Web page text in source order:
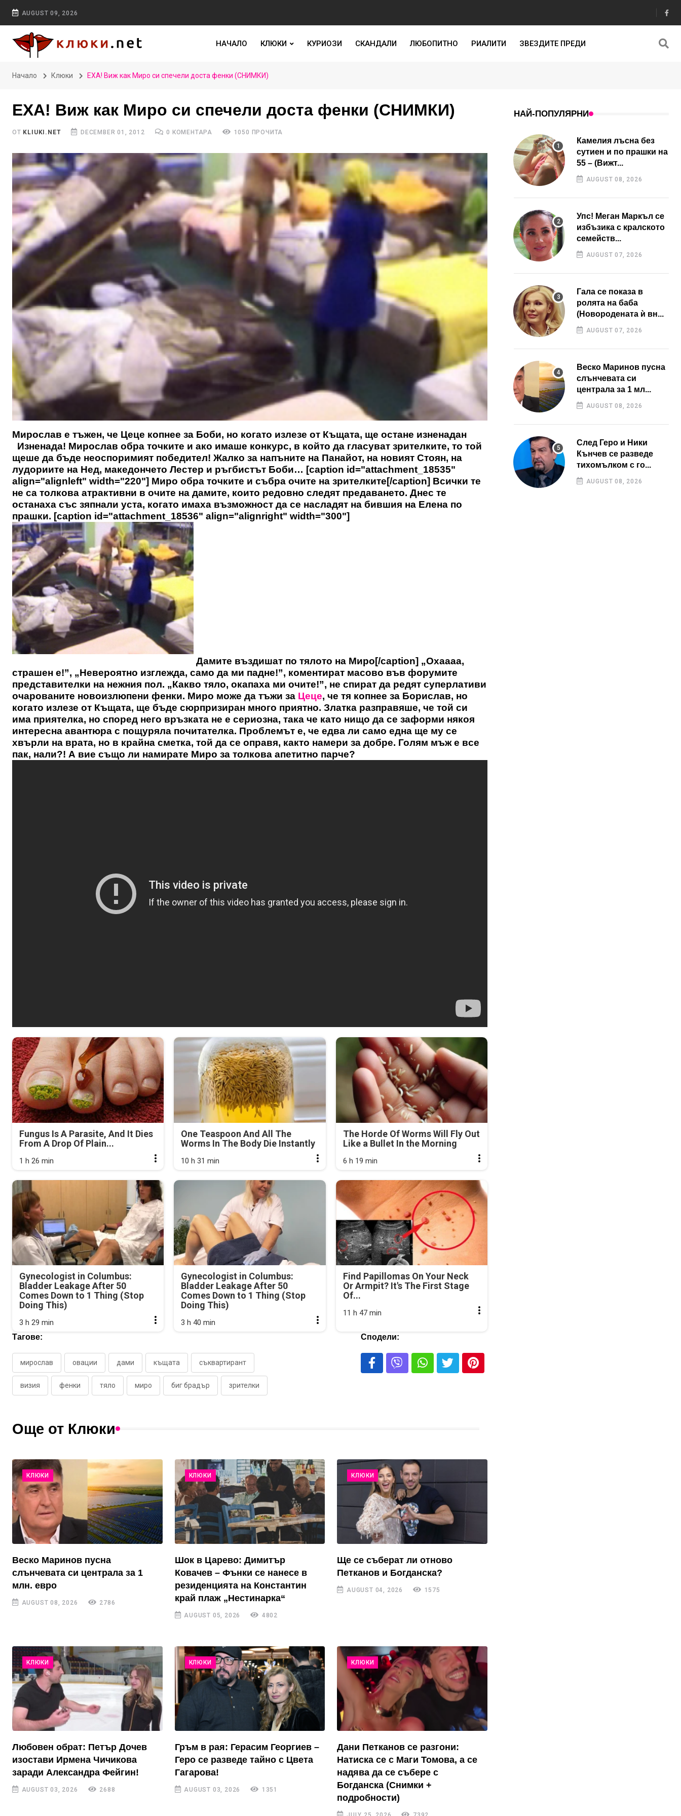
AUGUST 09, 2026
НАЧАЛО КЛЮКИ КУРИОЗИ СКАНДАЛИ ЛЮБОПИТНО РИАЛИТИ ЗВЕЗДИТЕ ПРЕДИ
Начало Клюки ЕХА! Виж как Миро си спечели доста фенки (СНИМКИ)
ЕХА! Виж как Миро си спечели доста фенки (СНИМКИ)
ОТ KLIUKI.NET DECEMBER 01, 2012 0 КОМЕНТАРА 1050 ПРОЧИТА
Мирослав е тъжен, че Цеце копнее за Боби, но когато излезе от Къщата, ще остане изненадан
Изненада! Мирослав обра точките и ако имаше конкурс, в който да гласуват зрителките, то той
щеше да бъде неоспоримият победител! Жалко за напъните на Панайот, на новият Стоян, на
лудориите на Нед, македончето Лестер и ръгбистът Боби… [caption id="attachment_18535"
align="alignleft" width="220"] Миро обра точките и събра очите на зрителките[/caption] Всички те
не са толкова атрактивни в очите на дамите, които редовно следят предаването. Днес те
останаха със зяпнали уста, когато имаха възможност да се насладят на бившия на Елена по
прашки. [caption id="attachment_18536" align="alignright" width="300"]
Дамите въздишат по тялото на Миро[/caption] „Охаааа,
страшен е!”, „Невероятно изглежда, само да ми падне!”, коментират масово във форумите
представителки на нежния пол. „Какво тяло, окапаха ми очите!”, не спират да редят суперлативи
очарованите новоизлюпени фенки. Миро може да тъжи за Цеце, че тя копнее за Борислав, но
когато излезе от Къщата, ще бъде сюрпризиран много приятно. Златка разправяше, че той си
има приятелка, но според него връзката не е сериозна, така че като нищо да се заформи някоя
интересна авантюра с пощуряла почитателка. Проблемът е, че едва ли само една ще му се
хвърли на врата, но в крайна сметка, той да се оправя, както намери за добре. Голям мъж е все
пак, нали?! А вие също ли намирате Миро за толкова апетитно парче?
Fungus Is A Parasite, And It Dies
From A Drop Of Plain...
1 h 26 min
One Teaspoon And All The
Worms In The Body Die Instantly
10 h 31 min
The Horde Of Worms Will Fly Out
Like a Bullet In the Morning
6 h 19 min
Gynecologist in Columbus:
Bladder Leakage After 50
Comes Down to 1 Thing (Stop
Doing This)
3 h 29 min
Gynecologist in Columbus:
Bladder Leakage After 50
Comes Down to 1 Thing (Stop
Doing This)
3 h 40 min
Find Papillomas On Your Neck
Or Armpit? It's The First Stage
Of...
11 h 47 min
Тагове:
мирослав овации дами къщата съквартирант
визия фенки тяло миро биг брадър зрителки
Сподели:
Още от Клюки
КЛЮКИ
Веско Маринов пусна
слънчевата си централа за 1
млн. евро
AUGUST 08, 2026 2786
КЛЮКИ
Шок в Царево: Димитър
Ковачев – Фънки се нанесе в
резиденцията на Константин
край плаж „Нестинарка“
AUGUST 05, 2026 4802
КЛЮКИ
Ще се съберат ли отново
Петканов и Богданска?
AUGUST 04, 2026 1575
КЛЮКИ
Любовен обрат: Петър Дочев
изостави Ирмена Чичикова
заради Александра Фейгин!
AUGUST 03, 2026 2688
КЛЮКИ
Гръм в рая: Герасим Георгиев –
Геро се разведе тайно с Цвета
Гагарова!
AUGUST 03, 2026 1351
КЛЮКИ
Дани Петканов се разгони:
Натиска се с Маги Томова, а се
надява да се събере с
Богданска (Снимки +
подробности)
НАЙ-ПОПУЛЯРНИ
Камелия лъсна без
сутиен и по прашки на
55 – (Вижт...
AUGUST 08, 2026
Упс! Меган Маркъл се
избъзика с кралското
семейств...
AUGUST 07, 2026
Гала се показа в
ролята на баба
(Новородената ѝ вн...
AUGUST 07, 2026
Веско Маринов пусна
слънчевата си
централа за 1 мл...
AUGUST 08, 2026
След Геро и Ники
Кънчев се разведе
тихомълком с го...
AUGUST 08, 2026